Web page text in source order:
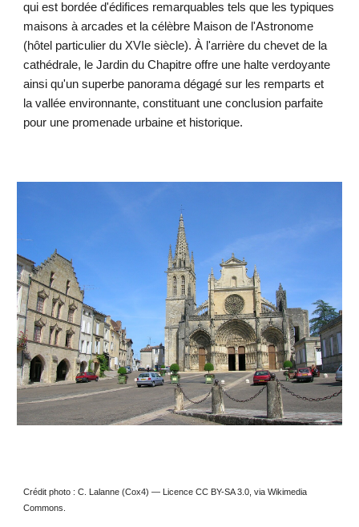
qui est bordée d'édifices remarquables tels que les typiques
maisons à arcades et la célèbre Maison de l'Astronome
(hôtel particulier du XVIe siècle). À l'arrière du chevet de la
cathédrale, le Jardin du Chapitre offre une halte verdoyante
ainsi qu'un superbe panorama dégagé sur les remparts et
la vallée environnante, constituant une conclusion parfaite
pour une promenade urbaine et historique.
Crédit photo : C. Lalanne (Cox4) — Licence CC BY-SA 3.0, via Wikimedia
Commons.